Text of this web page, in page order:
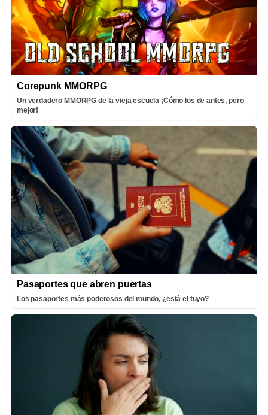
Corepunk MMORPG
Un verdadero MMORPG de la vieja escuela ¡Cómo los de antes, pero
mejor!
Pasaportes que abren puertas
Los pasaportes más poderosos del mundo, ¿está el tuyo?